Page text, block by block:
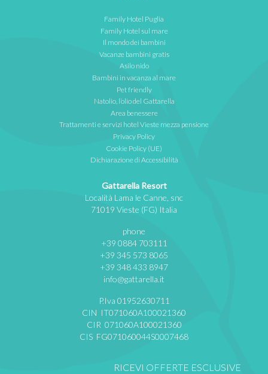
Family Hotel Puglia
Family Hotel sul mare
Il mondo dei bambini
Vacanze bambini gratis
Asilo nido
Bambini in vacanza al mare
Pet friendly
Natolio, l’olio del Gattarella
Area benessere
Trattamenti e servizi hotel Vieste mezza pensione
Privacy Policy
Cookie Policy (UE)
Dichiarazione di Accessibilità
Gattarella Resort
Località Lama le Canne, snc
71019 Vieste (FG) Italia
phone
+39 0884 703111
+39 345 573 8065
+39 348 433 8947
info@gattarella.it
P.Iva 01952630711
CIN IT071060A100021360
CIR 071060A100021360
CIS FG071060044S0007468
RICEVI OFFERTE ESCLUSIVE